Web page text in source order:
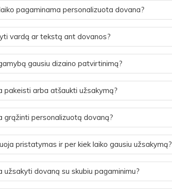
pagaminama personalizuota dovana?
vardą ar tekstą ant dovanos?
gausiu dizaino patvirtinimą?
pakeisti arba atšaukti užsakymą?
grąžinti personalizuotą dovaną?
pristatymas ir per kiek laiko gausiu užsakymą?
užsakyti dovaną su skubiu pagaminimu?